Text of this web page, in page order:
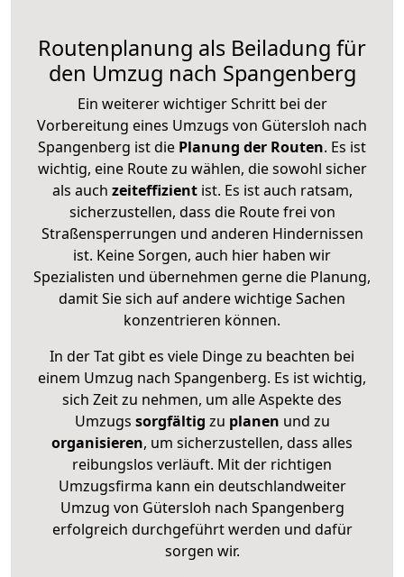
Routenplanung als Beiladung für
den Umzug nach Spangenberg
Ein weiterer wichtiger Schritt bei der
Vorbereitung eines Umzugs von Gütersloh nach
Spangenberg ist die Planung der Routen. Es ist
wichtig, eine Route zu wählen, die sowohl sicher
als auch zeiteffizientist. Es ist auch ratsam,
sicherzustellen, dass die Route frei von
Straßensperrungen und anderen Hindernissen
ist. Keine Sorgen, auch hier haben wir
Spezialisten und übernehmen gerne die Planung,
damit Sie sich auf andere wichtige Sachen
konzentrieren können.
In der Tat gibt es viele Dinge zu beachten bei
einem Umzug nach Spangenberg. Es ist wichtig,
sich Zeit zu nehmen, um alle Aspekte des
Umzugs sorgfältig zu planen und zu
organisieren, um sicherzustellen, dass alles
reibungslos verläuft. Mit der richtigen
Umzugsfirma kann ein deutschlandweiter
Umzug von Gütersloh nach Spangenberg
erfolgreich durchgeführt werden und dafür
sorgen wir.